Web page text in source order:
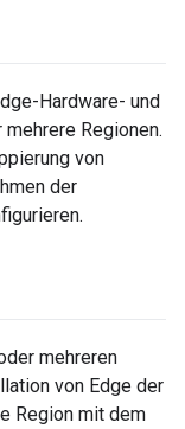
Hardware- und
Regionen.
von
der
mehreren
von Edge der
Region mit dem